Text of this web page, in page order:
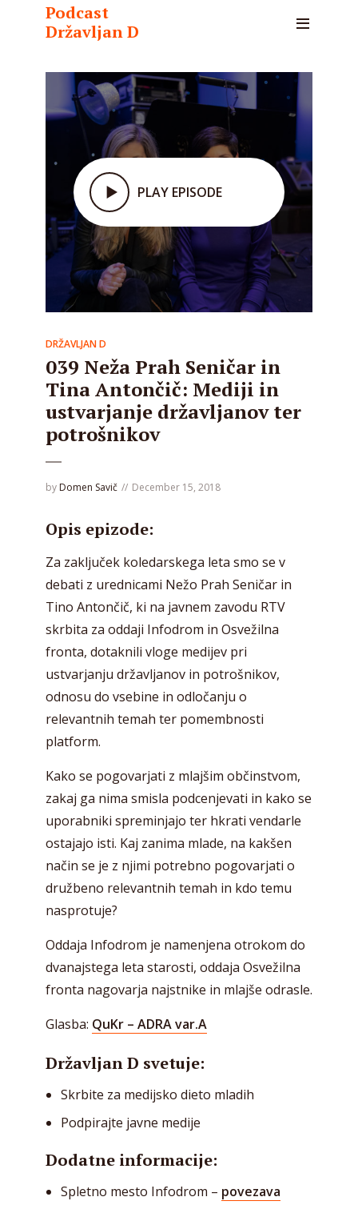
Podcast
Državljan D
PLAY EPISODE
DRŽAVLJAN D
039 Neža Prah Seničar in
Tina Antončič: Mediji in
ustvarjanje državljanov ter
potrošnikov
by Domen Savič December 15, 2018
Opis epizode:
Za zaključek koledarskega leta smo se v
debati z urednicami Nežo Prah Seničar in
Tino Antončič, ki na javnem zavodu RTV
skrbita za oddaji Infodrom in Osvežilna
fronta, dotaknili vloge medijev pri
ustvarjanju državljanov in potrošnikov,
odnosu do vsebine in odločanju o
relevantnih temah ter pomembnosti
platform.
Kako se pogovarjati z mlajšim občinstvom,
zakaj ga nima smisla podcenjevati in kako se
uporabniki spreminjajo ter hkrati vendarle
ostajajo isti. Kaj zanima mlade, na kakšen
način se je z njimi potrebno pogovarjati o
družbeno relevantnih temah in kdo temu
nasprotuje?
Oddaja Infodrom je namenjena otrokom do
dvanajstega leta starosti, oddaja Osvežilna
fronta nagovarja najstnike in mlajše odrasle.
Glasba: QuKr – ADRA var.A
Državljan D svetuje:
Skrbite za medijsko dieto mladih
Podpirajte javne medije
Dodatne informacije:
Spletno mesto Infodrom – povezava